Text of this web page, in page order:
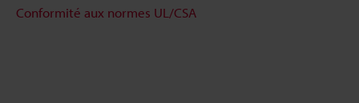
Conformité aux normes UL/CSA